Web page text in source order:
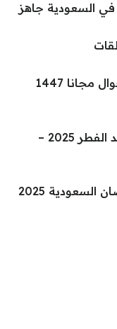
في السعودية جاهز
طريقة اسقاط اللوحات عن طريق الجوال مجانا 1447
قرار رئيس الوزراء بخصوص اجازة عيد الفطر 2025 –
2025